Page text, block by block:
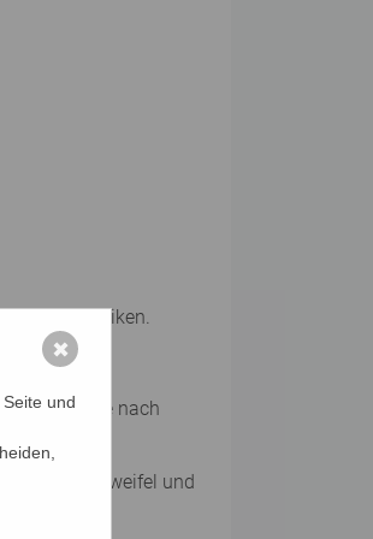
Reisen, je nach
Zweifel und
und
✖